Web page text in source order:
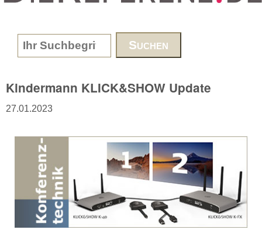
www.DieReferenz.de
Search form
Kindermann KLICK&SHOW Update
27.01.2023